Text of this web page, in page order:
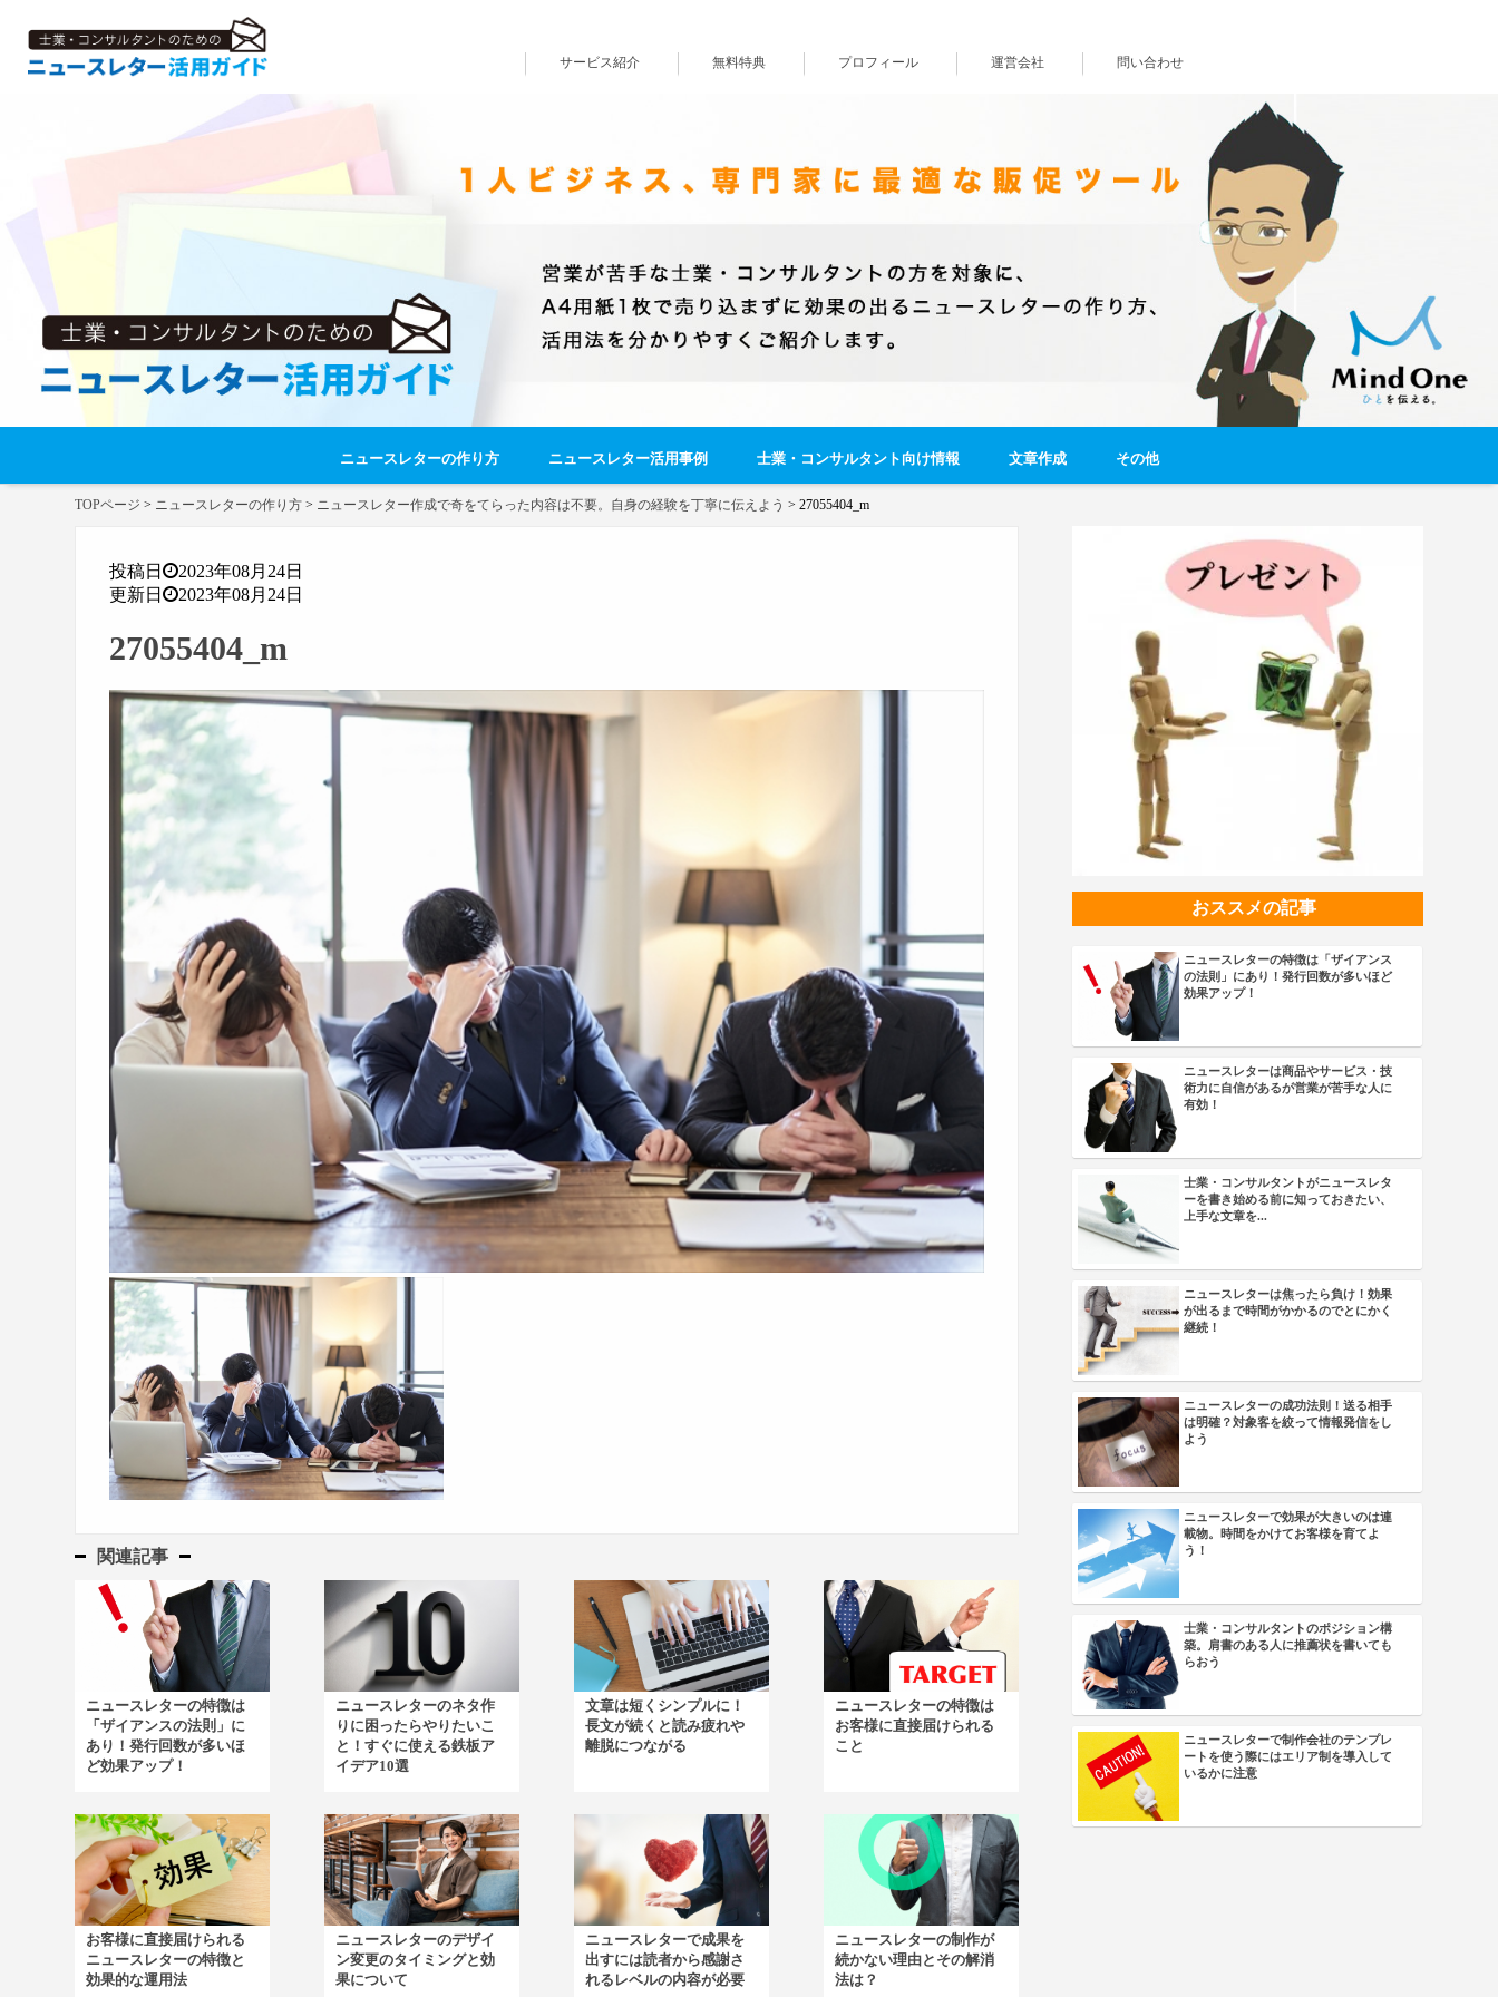
サービス紹介 無料特典 プロフィール 運営会社 問い合わせ
ニュースレターの作り方 ニュースレター活用事例 士業・コンサルタント向け情報 文章作成 その他
TOPページ > ニュースレターの作り方 > ニュースレター作成で奇をてらった内容は不要。自身の経験を丁寧に伝えよう >27055404_m
投稿日
2023年08月24日
更新日
2023年08月24日
27055404_m
関連記事
ニュースレターの特徴は
「ザイアンスの法則」に
あり！発行回数が多いほ
ど効果アップ！
ニュースレターのネタ作
りに困ったらやりたいこ
と！すぐに使える鉄板ア
イデア10選
文章は短くシンプルに！
長文が続くと読み疲れや
離脱につながる
ニュースレターの特徴は
お客様に直接届けられる
こと
お客様に直接届けられる
ニュースレターの特徴と
効果的な運用法
ニュースレターのデザイ
ン変更のタイミングと効
果について
ニュースレターで成果を
出すには読者から感謝さ
れるレベルの内容が必要
ニュースレターの制作が
続かない理由とその解消
法は？
おススメの記事
ニュースレターの特徴は「ザイアンス
の法則」にあり！発行回数が多いほど
効果アップ！
ニュースレターは商品やサービス・技
術力に自信があるが営業が苦手な人に
有効！
士業・コンサルタントがニュースレタ
ーを書き始める前に知っておきたい、
上手な文章を...
ニュースレターは焦ったら負け！効果
が出るまで時間がかかるのでとにかく
継続！
ニュースレターの成功法則！送る相手
は明確？対象客を絞って情報発信をし
よう
ニュースレターで効果が大きいのは連
載物。時間をかけてお客様を育てよ
う！
士業・コンサルタントのポジション構
築。肩書のある人に推薦状を書いても
らおう
ニュースレターで制作会社のテンプレ
ートを使う際にはエリア制を導入して
いるかに注意